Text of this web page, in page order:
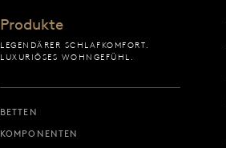
Produkte
LEGENDÄRER SCHLAFKOMFORT.
LUXURIÖSES WOHNGEFÜHL.
BETTEN
KOMPONENTEN